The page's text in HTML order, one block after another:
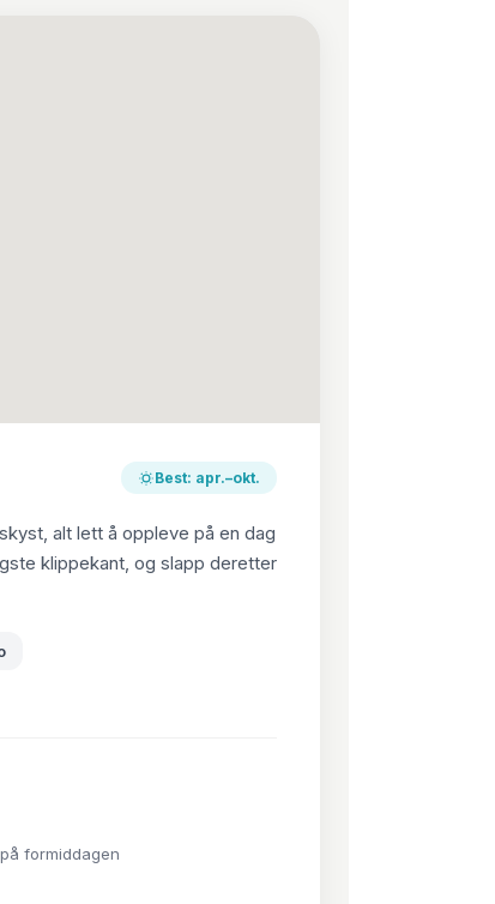
Best: apr.–okt.
alt lett å oppleve på en dag
klippekant, og slapp deretter
formiddagen